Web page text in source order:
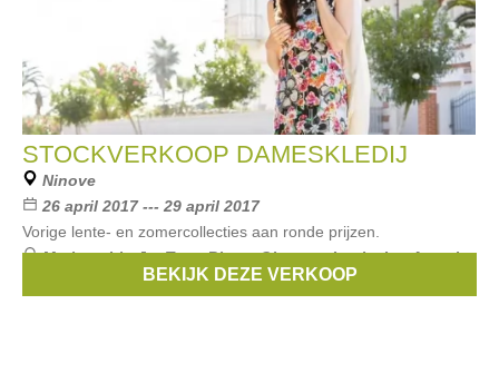
STOCKVERKOOP DAMESKLEDIJ
Ninove
26 april 2017 --- 29 april 2017
Vorige lente- en zomercollecties aan ronde prijzen.
Merken:Liu Jo,Terre Bleue,Giovane,Lucky Lu,Amania
BEKIJK DEZE VERKOOP